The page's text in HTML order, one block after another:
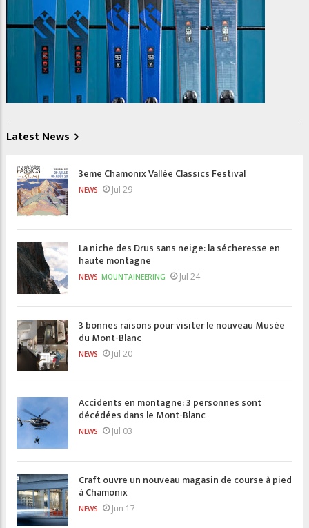
Latest News
3eme Chamonix Vallée Classics Festival
NEWS Jul 29
La niche des Drus sans neige: la sécheresse en
haute montagne
NEWS MOUNTAINEERING Jul 24
3 bonnes raisons pour visiter le nouveau Musée
du Mont-Blanc
NEWS Jul 20
Accidents en montagne: 3 personnes sont
décédées dans le Mont-Blanc
NEWS Jul 03
Craft ouvre un nouveau magasin de course à pied
à Chamonix
NEWS Jun 17